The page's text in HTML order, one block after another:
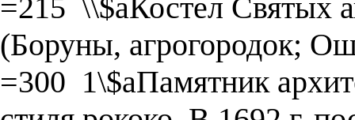
=215 \\$aКостел Святых
(Боруны, агрогородок;
=300 1\$aПамятник